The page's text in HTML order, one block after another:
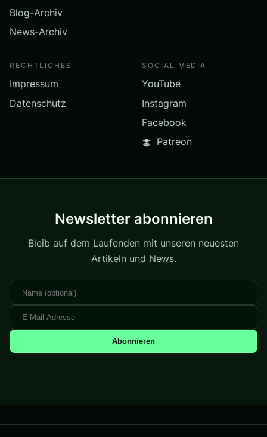
Blog-Archiv
News-Archiv
RECHTLICHES
Impressum
Datenschutz
SOCIAL MEDIA
YouTube
Instagram
Facebook
Patreon
Newsletter abonnieren
Bleib auf dem Laufenden mit unseren neuesten
Artikeln und News.
Abonnieren